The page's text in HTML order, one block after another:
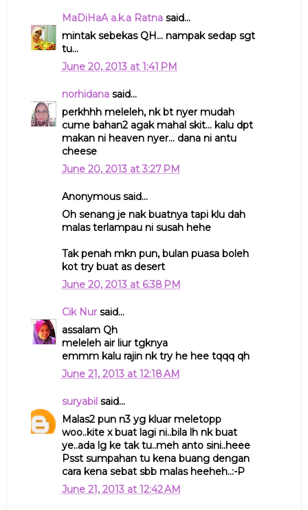
MaDiHaA a.k.a Ratnasaid...
mintak sebekas QH... nampak sedap sgt
tu...
June 20, 2013 at 1:41 PM
norhidanasaid...
perkhhh meleleh, nk bt nyer mudah
cume bahan2 agak mahal skit... kalu dpt
makan ni heaven nyer... dana ni antu
cheese
June 20, 2013 at 3:27 PM
Anonymous said...
Oh senang je nak buatnya tapi klu dah
malas terlampau ni susah hehe
Tak penah mkn pun, bulan puasa boleh
kot try buat as desert
June 20, 2013 at 6:38 PM
Cik Nursaid...
assalam Qh
meleleh air liur tgknya
emmm kalu rajin nk try he hee tqqq qh
June 21, 2013 at 12:18 AM
suryabilsaid...
Malas2 pun n3 yg kluar meletopp
woo..kite x buat lagi ni..bila lh nk buat
ye..ada lg ke tak tu..meh anto sini..heee
Psst sumpahan tu kena buang dengan
cara kena sebat sbb malas heeheh..:-P
June 21, 2013 at 12:42 AM